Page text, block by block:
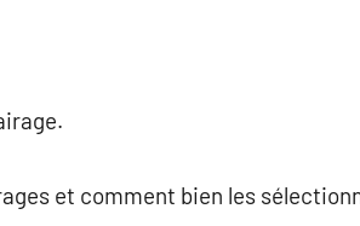
et comment bien les